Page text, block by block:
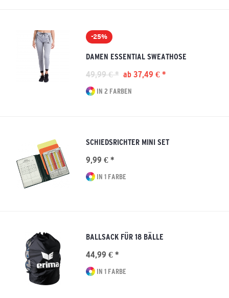
-25%
DAMEN ESSENTIAL SWEATHOSE
49,99 € * ab 37,49 € *
IN 2 FARBEN
SCHIEDSRICHTER MINI SET
9,99 € *
IN 1 FARBE
BALLSACK FÜR 18 BÄLLE
44,99 € *
IN 1 FARBE